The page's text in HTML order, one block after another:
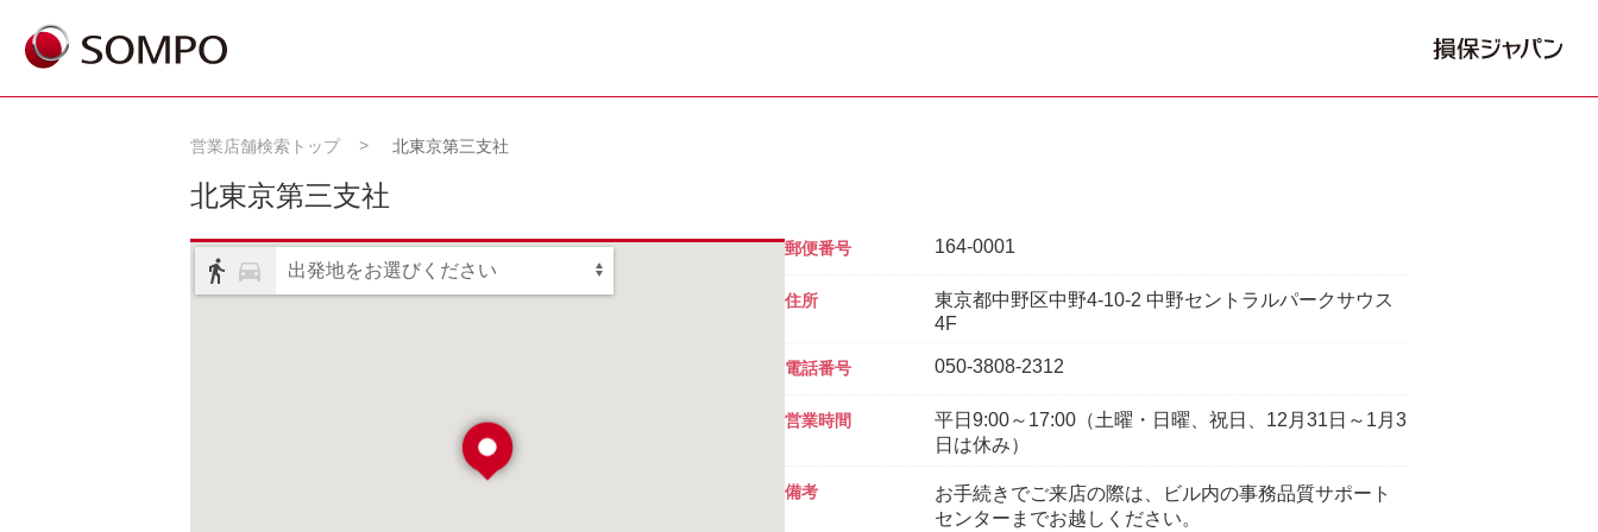
営業店舗検索トップ 北東京第三支社
北東京第三支社
出発地をお選びください
郵便番号 164-0001
住所
東京都中野区中野4-10-2 中野セントラルパークサウス
4F
電話番号 050-3808-2312
営業時間
平日9:00～17:00（土曜・日曜、祝日、12月31日～1月3
日は休み）
備考
お手続きでご来店の際は、ビル内の事務品質サポート
センターまでお越しください。